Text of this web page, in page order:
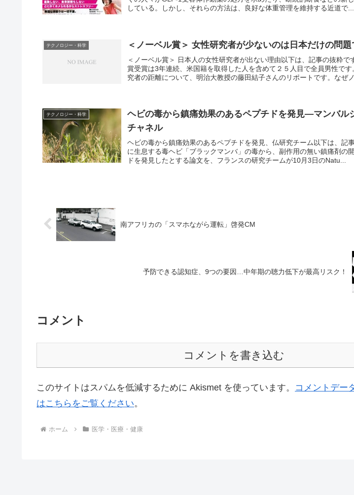
している。しかし、それらの方法は、良好な体重管理を維持する近道で...
テクノロジー・科学 ＜ノーベル賞＞ 女性研究者が少ないのは日本だけの問
＜ノーベル賞＞ 日本人の女性研究者が出ない理由以下は、記事の抜粋で
賞受賞は3年連続、米国籍を取得した人を含めて２５人目で全員男性で
究者の距離について、明治大教授の藤田結子さんのリポートです。なぜノ
テクノロジー・科学
ヘビの毒から鎮痛効果のあるペプチドを発見―マンバル
チャネル
ヘビの毒から鎮痛効果のあるペプチドを発見、仏研究チーム以下は、記
に生息する毒ヘビ「ブラックマンバ」の毒から、副作用の無い鎮痛剤の
ドを発見したとする論文を、フランスの研究チームが10月3日のNatu...
南アフリカの「スマホながら運転」啓発CM
予防できる認知症、9つの要因…中年期の聴力低下が最高リスク！
コメント
コメントを書き込む
このサイトはスパムを低減するために Akismet を使っています。 コメントデー
はこちらをご覧ください。
ホーム 医学・医療・健康